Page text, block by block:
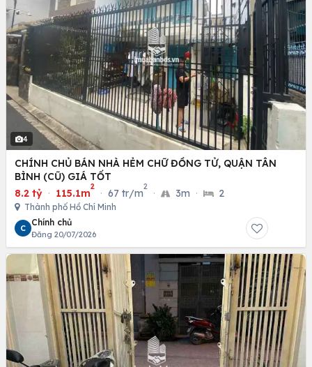
4
CHÍNH CHỦ BÁN NHÀ HẺM CHỮ ĐỒNG TỬ, QUẬN TÂN
BÌNH (CŨ) GIÁ TỐT
8.2 tỷ · 115.1m
2
· 67 tr/m
2
· 3m · 2
Thành phố Hồ Chí Minh
C
Chính chủ
Đăng 20/07/2026